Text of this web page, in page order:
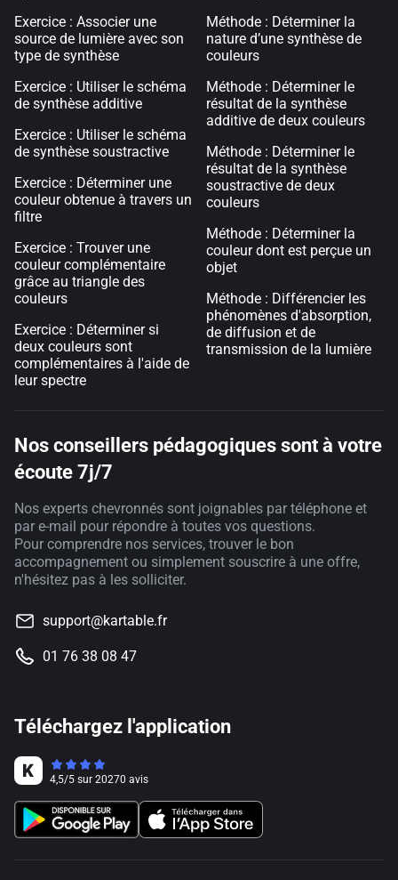
Exercice : Associer une
source de lumière avec son
type de synthèse
Exercice : Utiliser le schéma
de synthèse additive
Exercice : Utiliser le schéma
de synthèse soustractive
Exercice : Déterminer une
couleur obtenue à travers un
filtre
Exercice : Trouver une
couleur complémentaire
grâce au triangle des
couleurs
Exercice : Déterminer si
deux couleurs sont
complémentaires à l'aide de
leur spectre
Méthode : Déterminer la
nature d’une synthèse de
couleurs
Méthode : Déterminer le
résultat de la synthèse
additive de deux couleurs
Méthode : Déterminer le
résultat de la synthèse
soustractive de deux
couleurs
Méthode : Déterminer la
couleur dont est perçue un
objet
Méthode : Différencier les
phénomènes d'absorption,
de diffusion et de
transmission de la lumière
Nos conseillers pédagogiques sont à votre
écoute 7j/7
Nos experts chevronnés sont joignables par téléphone et
par e-mail pour répondre à toutes vos questions.
Pour comprendre nos services, trouver le bon
accompagnement ou simplement souscrire à une offre,
n'hésitez pas à les solliciter.
support@kartable.fr
01 76 38 08 47
Téléchargez l'application
4,5/5 sur 20270 avis